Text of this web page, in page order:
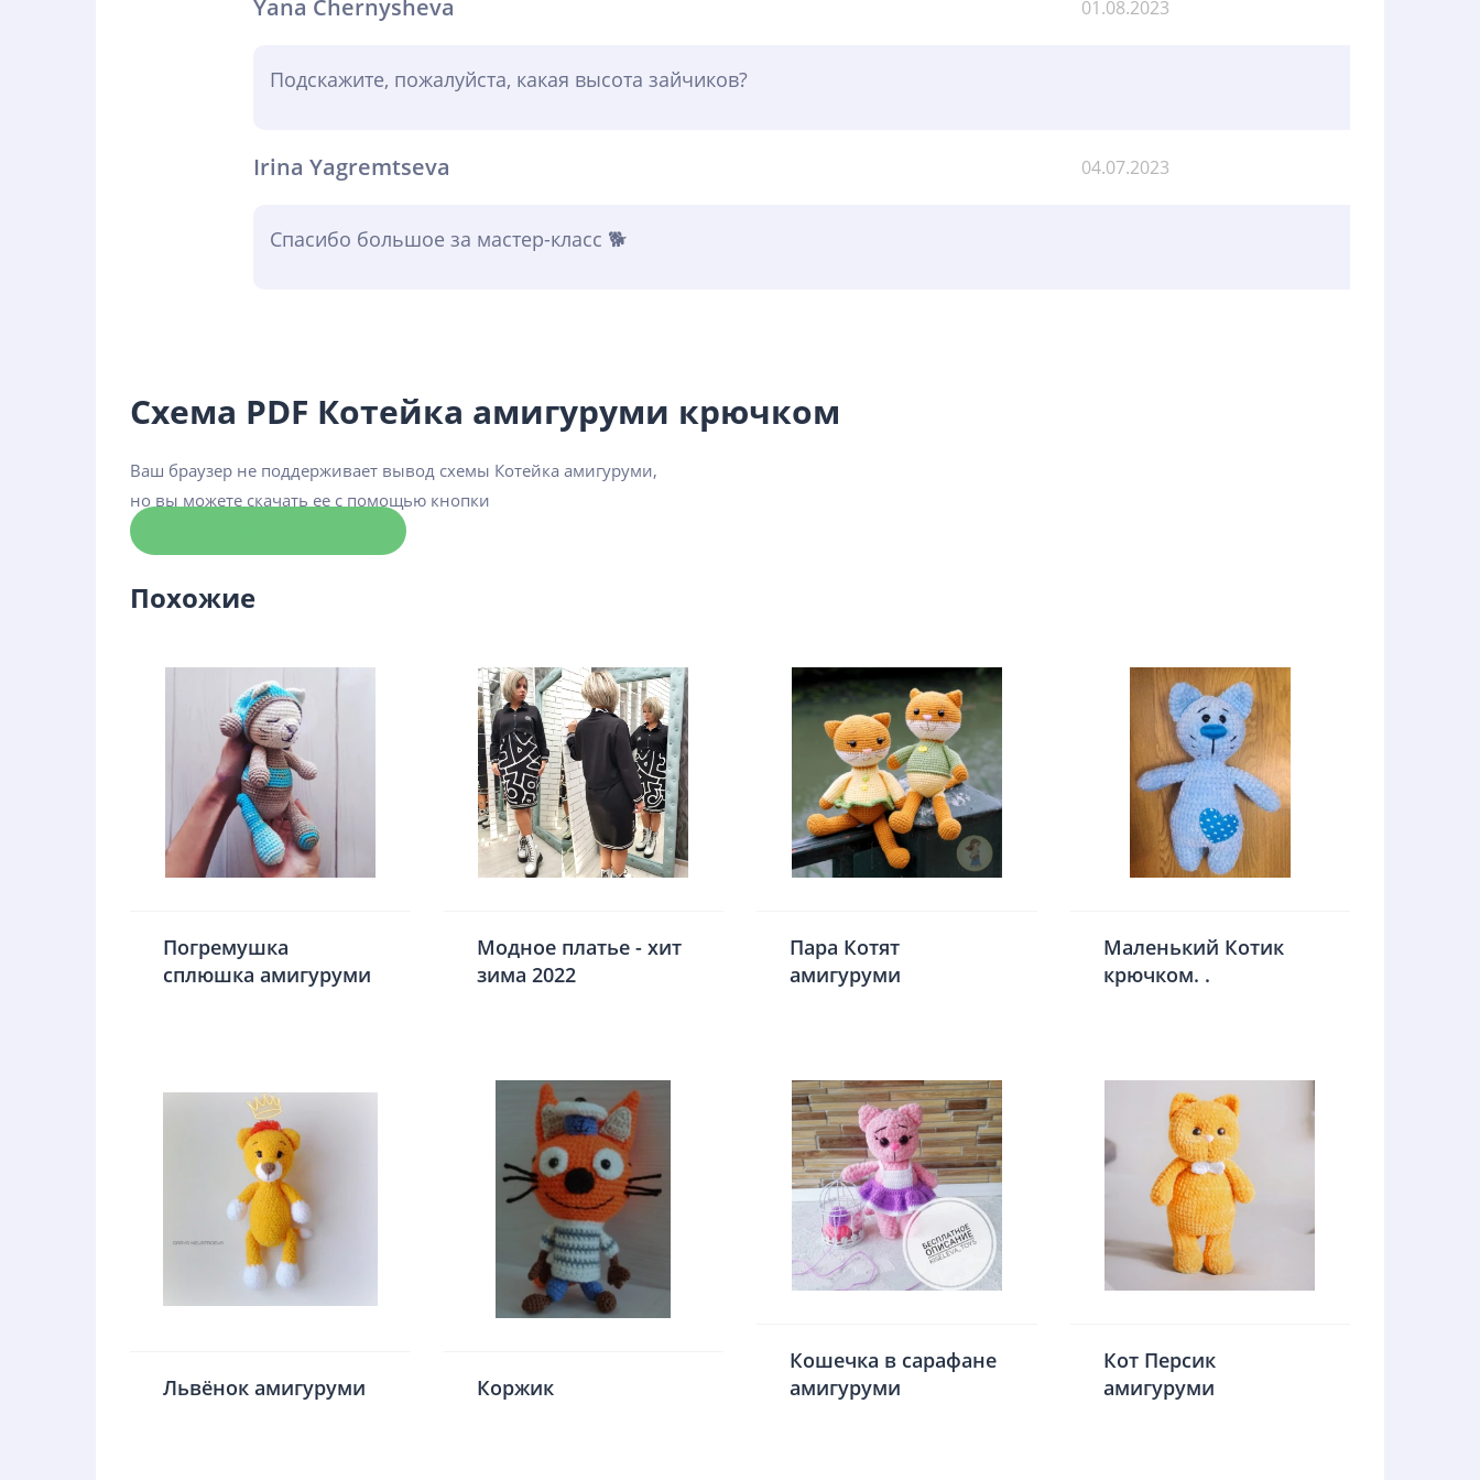
Yana Chernysheva 01.08.2023
Подскажите, пожалуйста, какая высота зайчиков?
Irina Yagremtseva 04.07.2023
Спасибо большое за мастер-класс 🐕
Схема PDF Котейка амигуруми крючком
Ваш браузер не поддерживает вывод схемы Котейка амигуруми,
но вы можете скачать ее с помощью кнопки
Похожие
Погремушка
сплюшка амигуруми
Модное платье - хит
зима 2022
Пара Котят
амигуруми
Маленький Котик
крючком. .
Львёнок амигуруми Коржик
Кошечка в сарафане
амигуруми
Кот Персик
амигуруми